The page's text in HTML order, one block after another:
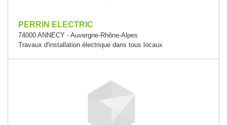
PERRIN ELECTRIC
74000 ANNECY - Auvergne-Rhône-Alpes
Travaux d'installation électrique dans tous locaux